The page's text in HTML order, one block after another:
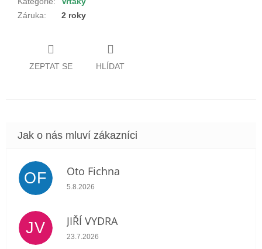
Záruka: 2 roky
ZEPTAT SE HLÍDAT
OF Oto Fichna
Hodnocení obchodu je 5 z 5 hvězdiček.
5.8.2026
JV JIŘÍ VYDRA
Hodnocení obchodu je 5 z 5 hvězdiček.
23.7.2026